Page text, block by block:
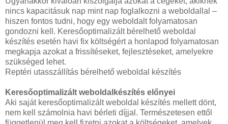
nincs kapacitásuk nap mint nap foglalkozni a weboldallal –
hiszen fontos tudni, hogy egy weboldalt folyamatosan
gondozni kell. Keresőoptimalizált bérelhető weboldal
készítés esetén havi fix költségért a honlapod folyamatosan
megkapja azokat a frissítéseket, fejlesztéseket, amelyekre
szükséged lehet.
Reptéri utasszállítás bérelhető weboldal készítés
Keresőoptimalizált weboldalkészítés előnyei
Aki saját keresőoptimalizált weboldal készítés mellett dönt,
nem kell számolnia havi bérleti díjjal. Természetesen ettől